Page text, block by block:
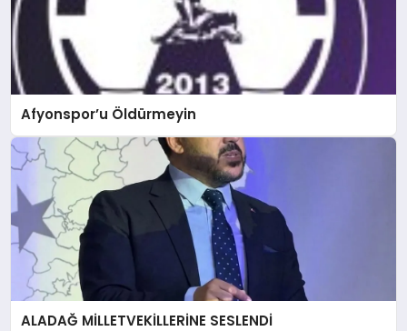
Afyonspor’u Öldürmeyin
ALADAĞ MİLLETVEKİLLERİNE SESLENDİ